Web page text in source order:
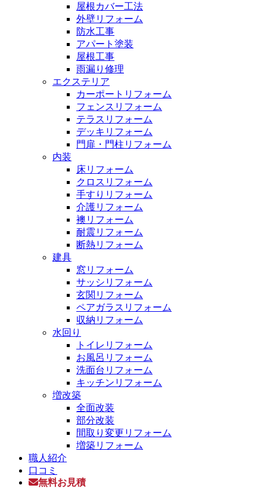
屋根カバー工法
外壁リフォーム
防水工事
アパート塗装
屋根工事
雨漏り修理
エクステリア
カーポートリフォーム
フェンスリフォーム
テラスリフォーム
デッキリフォーム
門扉・門柱リフォーム
内装
床リフォーム
クロスリフォーム
手すりリフォーム
介護リフォーム
襖リフォーム
耐震リフォーム
断熱リフォーム
建具
窓リフォーム
サッシリフォーム
玄関リフォーム
ペアガラスリフォーム
収納リフォーム
水回り
トイレリフォーム
お風呂リフォーム
洗面台リフォーム
キッチンリフォーム
増改築
全面改装
部分改装
間取り変更リフォーム
増築リフォーム
職人紹介
口コミ
無料お見積